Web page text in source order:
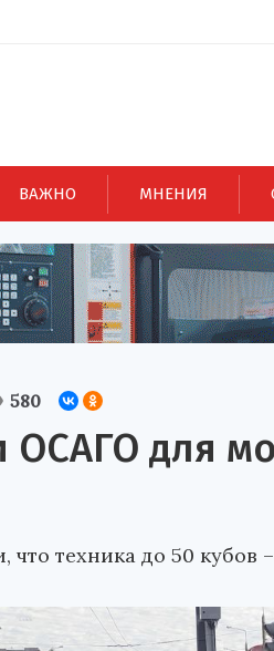
ВАЖНО МНЕНИЯ
580
для
техника до 50 кубов